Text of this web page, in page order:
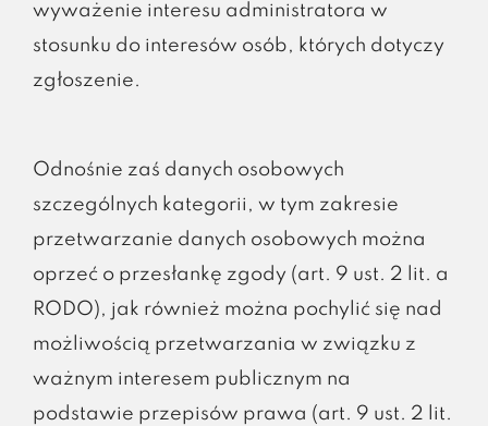
wyważenie interesu administratora w
stosunku do interesów osób, których dotyczy
zgłoszenie.
Odnośnie zaś danych osobowych
szczególnych kategorii, w tym zakresie
przetwarzanie danych osobowych można
oprzeć o przesłankę zgody (art. 9 ust. 2 lit. a
RODO), jak również można pochylić się nad
możliwością przetwarzania w związku z
ważnym interesem publicznym na
podstawie przepisów prawa (art. 9 ust. 2 lit.